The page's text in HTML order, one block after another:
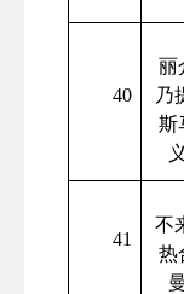
40
丽
乃
斯
义
41
不
热
曼